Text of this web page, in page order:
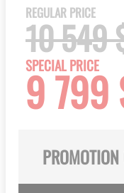
beginning
images
gallery
SPECIAL PRICE
9 799
REGULAR PRICE
10 549